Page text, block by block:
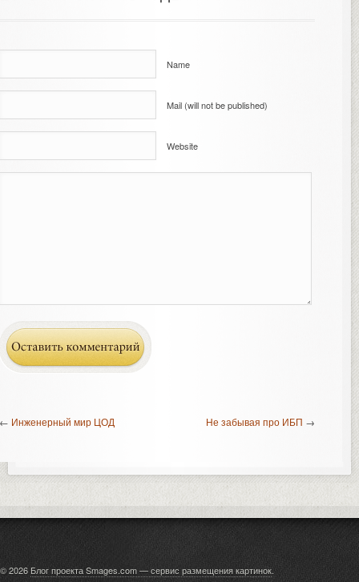
Name
Mail (will not be published)
Website
Инженерный мир ЦОД Не забывая про ИБП →
© 2026 Блог проекта Smages.com — сервис размещения картинок.